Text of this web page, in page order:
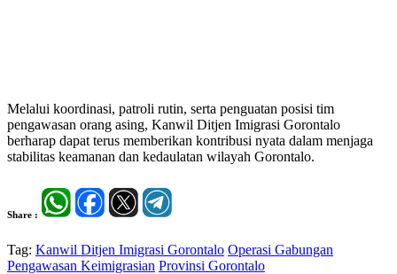
Melalui koordinasi, patroli rutin, serta penguatan posisi tim
pengawasan orang asing, Kanwil Ditjen Imigrasi Gorontalo
berharap dapat terus memberikan kontribusi nyata dalam menjaga
stabilitas keamanan dan kedaulatan wilayah Gorontalo.
Share :
Tag: Kanwil Ditjen Imigrasi Gorontalo Operasi Gabungan
Pengawasan Keimigrasian Provinsi Gorontalo